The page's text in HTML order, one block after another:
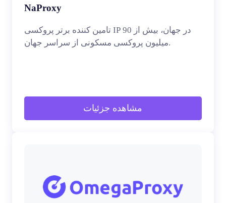
NaProxy
تامین کننده برتر پروکسی IP در جهان، بیش از 90
میلیون پروکسی مسکونی از سراسر جهان.
مشاهده جزئیات